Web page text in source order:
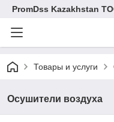
PromDss Kazakhstan
Товары и услуги
Осушители воздуха